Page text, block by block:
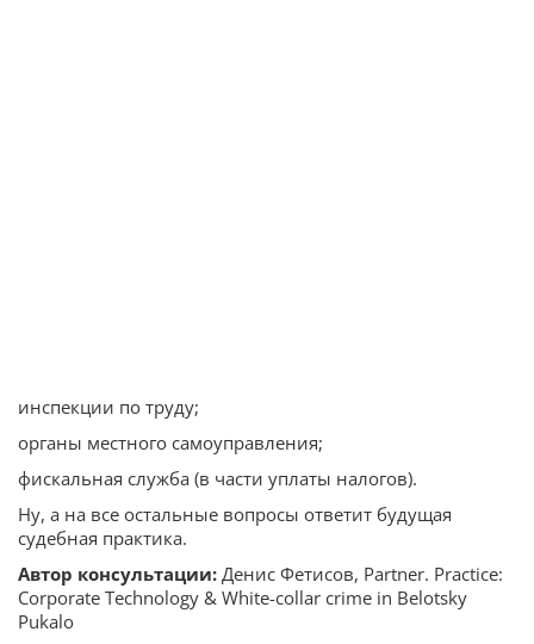
инспекции по труду;
органы местного самоуправления;
фискальная служба (в части уплаты налогов).
Ну, а на все остальные вопросы ответит будущая
судебная практика.
Автор консультации: Денис Фетисов, Partner. Practice:
Corporate Technology & White-collar crime in Belotsky
Pukalo